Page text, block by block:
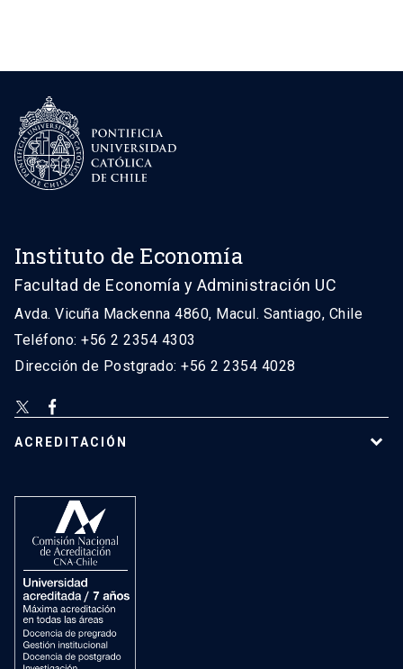
Instituto de Economía
Facultad de Economía y Administración UC
Avda. Vicuña Mackenna 4860, Macul. Santiago, Chile
Teléfono: +56 2 2354 4303
Dirección de Postgrado: +56 2 2354 4028
ACREDITACIÓN